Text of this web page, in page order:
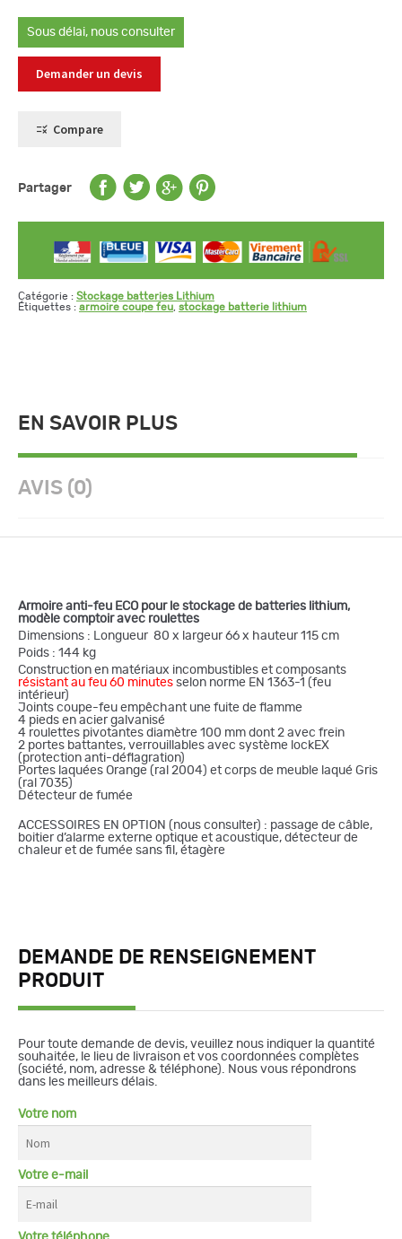
Sous délai, nous consulter
Demander un devis
Compare
Partager
Catégorie : Stockage batteries Lithium
Étiquettes : armoire coupe feu stockage batterie lithium
EN SAVOIR PLUS
AVIS (0)
Armoire anti-feu ECO pour le stockage de batteries lithium,
modèle comptoir avec roulettes
Dimensions : Longueur 80 x largeur 66 x hauteur 115 cm
Poids : 144 kg
Construction en matériaux incombustibles et composants
résistant au feu 60 minutes selon norme EN 1363-1 (feu
intérieur)
Joints coupe-feu empêchant une fuite de flamme
4 pieds en acier galvanisé
4 roulettes pivotantes diamètre 100 mm dont 2 avec frein
2 portes battantes, verrouillables avec système lockEX
(protection anti-déflagration)
Portes laquées Orange (ral 2004) et corps de meuble laqué Gris
(ral 7035)
Détecteur de fumée
ACCESSOIRES EN OPTION (nous consulter) : passage de câble,
boitier d’alarme externe optique et acoustique, détecteur de
chaleur et de fumée sans fil, étagère
DEMANDE DE RENSEIGNEMENT
PRODUIT
Pour toute demande de devis, veuillez nous indiquer la quantité
souhaitée, le lieu de livraison et vos coordonnées complètes
(société, nom, adresse & téléphone). Nous vous répondrons
dans les meilleurs délais.
Votre nom
Votre e-mail